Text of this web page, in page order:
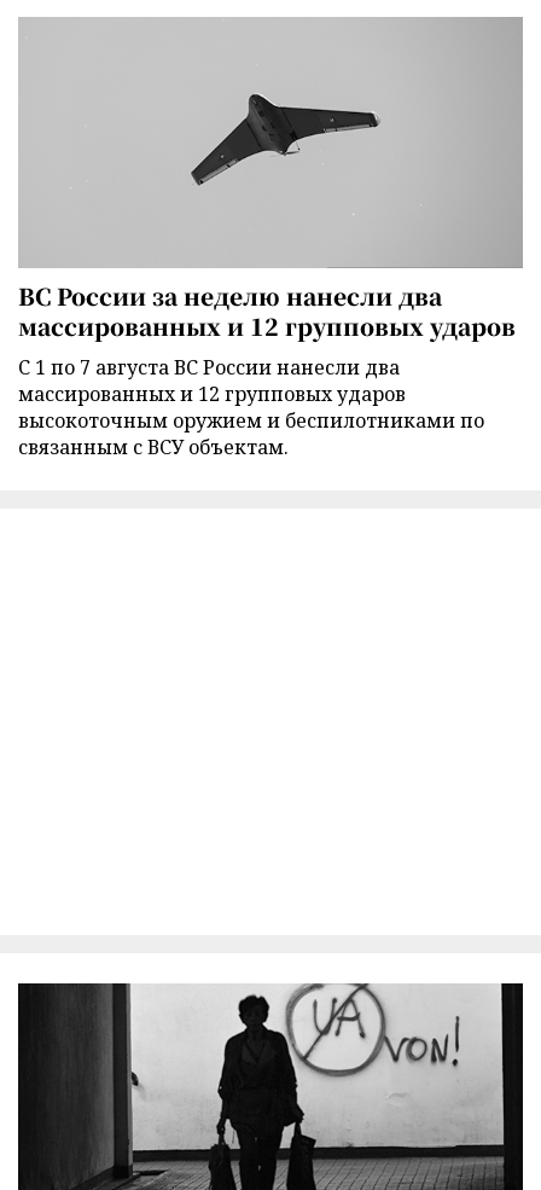
ВС России за неделю нанесли два
массированных и 12 групповых ударов
С 1 по 7 августа ВС России нанесли два
массированных и 12 групповых ударов
высокоточным оружием и беспилотниками по
связанным с ВСУ объектам.